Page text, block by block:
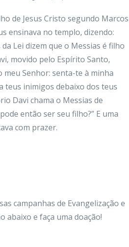
de Jesus Cristo segundo Marcos
ensinava no templo, dizendo:
Lei dizem que o Messias é filho
movido pelo Espírito Santo,
meu Senhor: senta-te à minha
teus inimigos debaixo dos teus
Davi chama o Messias de
então ser seu filho?” E uma
com prazer.
campanhas de Evangelização e
abaixo e faça uma doação!